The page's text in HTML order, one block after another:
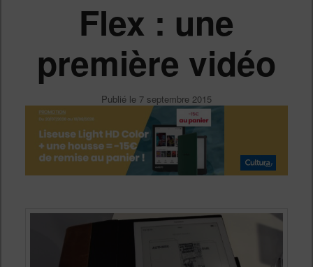
Flex : une
première vidéo
Publié le 7 septembre 2015